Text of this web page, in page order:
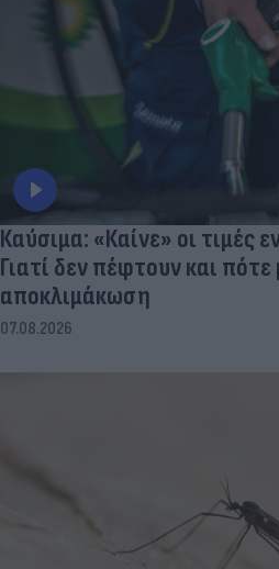
Καύσιμα: «Καίνε» οι τιμές
Γιατί δεν πέφτουν και πότε
αποκλιμάκωση
07.08.2026